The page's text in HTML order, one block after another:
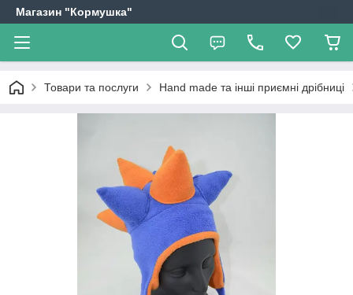
Магазин "Кормушка"
Товари та послуги Hand made та інші приємні дрібниці